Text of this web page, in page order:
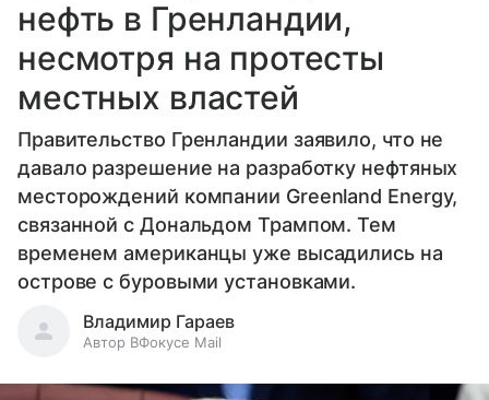
нефть в Гренландии,
несмотря на протесты
местных властей
Правительство Гренландии заявило, что не
давало разрешение на разработку нефтяных
месторождений компании Greenland Energy,
связанной с Дональдом Трампом. Тем
временем американцы уже высадились на
острове с буровыми установками.
Владимир Гараев
Автор ВФокусе Mail